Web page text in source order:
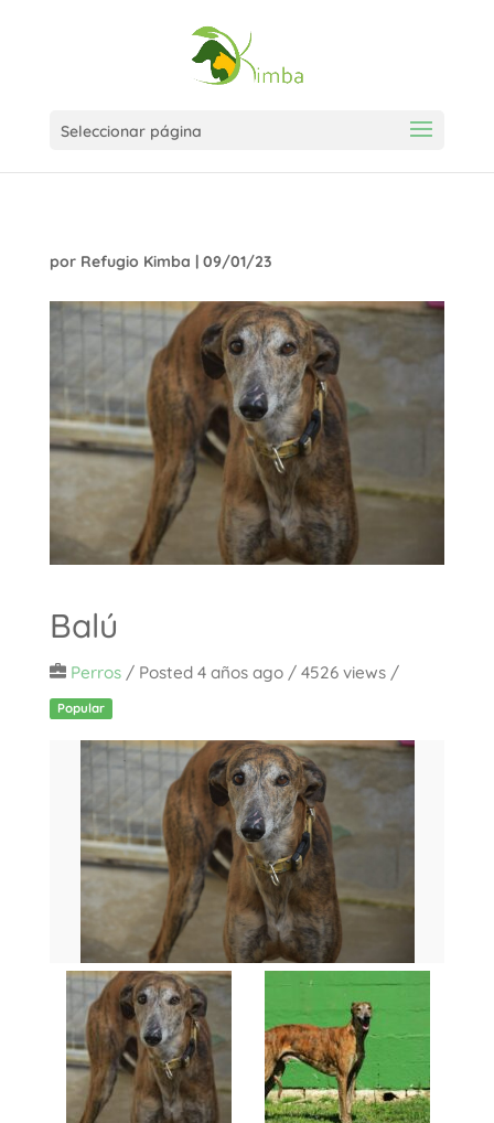
Seleccionar página
por Refugio Kimba | 09/01/23
Balú
Perros/ Posted 4 años ago/ 4526 views /
Popular